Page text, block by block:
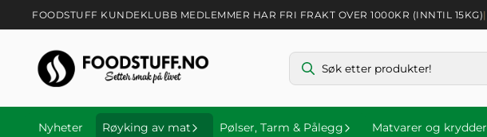
Hopp til innhold
FOODSTUFF KUNDEKLUBB MEDLEMMER HAR FRI FRAKT OVER 1000KR (INNTIL 15KG)|
Nyheter Røyking av mat Pølser, Tarm & Pålegg Matvarer og krydder